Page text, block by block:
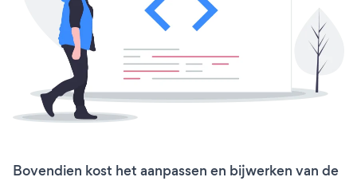
Bovendien kost het aanpassen en bijwerken van de